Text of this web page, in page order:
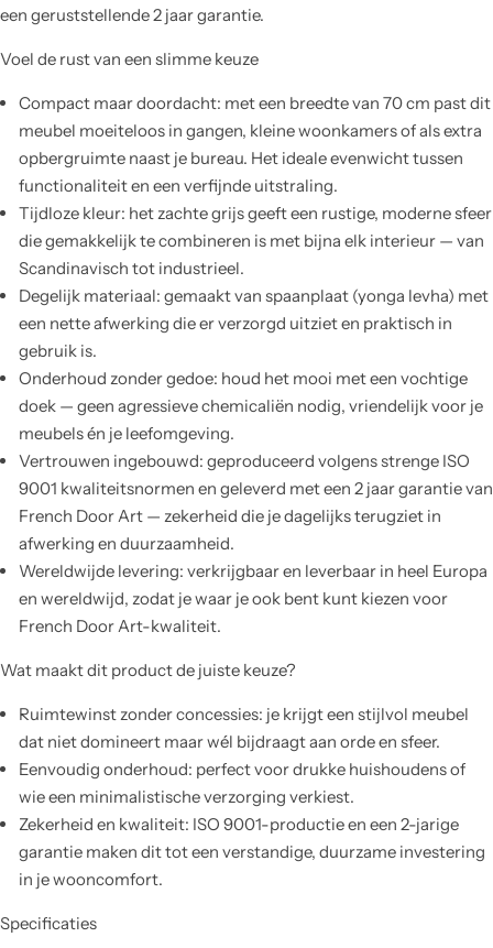
een geruststellende 2 jaar garantie.
Voel de rust van een slimme keuze
Compact maar doordacht: met een breedte van 70 cm past dit
meubel moeiteloos in gangen, kleine woonkamers of als extra
opbergruimte naast je bureau. Het ideale evenwicht tussen
functionaliteit en een verfijnde uitstraling.
Tijdloze kleur: het zachte grijs geeft een rustige, moderne sfeer
die gemakkelijk te combineren is met bijna elk interieur — van
Scandinavisch tot industrieel.
Degelijk materiaal: gemaakt van spaanplaat (yonga levha) met
een nette afwerking die er verzorgd uitziet en praktisch in
gebruik is.
Onderhoud zonder gedoe: houd het mooi met een vochtige
doek — geen agressieve chemicaliën nodig, vriendelijk voor je
meubels én je leefomgeving.
Vertrouwen ingebouwd: geproduceerd volgens strenge ISO
9001 kwaliteitsnormen en geleverd met een 2 jaar garantie van
French Door Art — zekerheid die je dagelijks terugziet in
afwerking en duurzaamheid.
Wereldwijde levering: verkrijgbaar en leverbaar in heel Europa
en wereldwijd, zodat je waar je ook bent kunt kiezen voor
French Door Art-kwaliteit.
Wat maakt dit product de juiste keuze?
Ruimtewinst zonder concessies: je krijgt een stijlvol meubel
dat niet domineert maar wél bijdraagt aan orde en sfeer.
Eenvoudig onderhoud: perfect voor drukke huishoudens of
wie een minimalistische verzorging verkiest.
Zekerheid en kwaliteit: ISO 9001-productie en een 2-jarige
garantie maken dit tot een verstandige, duurzame investering
in je wooncomfort.
Specificaties